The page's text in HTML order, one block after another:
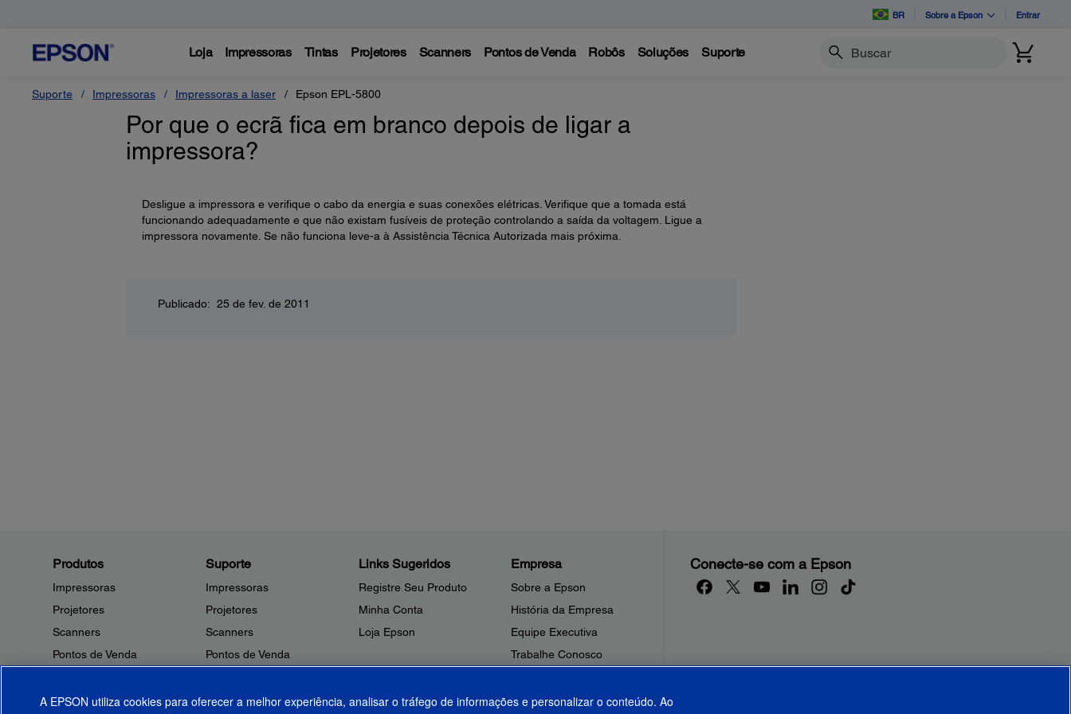
BR Sobre a Epson Entrar
Loja Impressoras Tintas Projetores Scanners Pontos de Venda Robôs Soluções Suporte Buscar
Suporte Impressoras Impressoras a laser Epson EPL-5800
Por que o ecrã fica em branco depois de ligar a
impressora?
Desligue a impressora e verifique o cabo da energia e suas conexões elétricas. Verifique que a tomada está
funcionando adequadamente e que não existam fusíveis de proteção controlando a saída da voltagem. Ligue a
impressora novamente. Se não funciona leve-a à Assistência Técnica Autorizada mais próxima.
Publicado: 25 de fev. de 2011
Produtos
Impressoras
Projetores
Scanners
Pontos de Venda
Microdispositivos
Suporte
Impressoras
Projetores
Scanners
Pontos de Venda
Outros Produtos
Links Sugeridos
Registre Seu Produto
Minha Conta
Loja Epson
Empresa
Sobre a Epson
História da Empresa
Equipe Executiva
Trabalhe Conosco
Fale Conosco
Conecte-se com a Epson
A EPSON utiliza cookies para oferecer a melhor experiência, analisar o tráfego de informações e personalizar o conteúdo. Ao